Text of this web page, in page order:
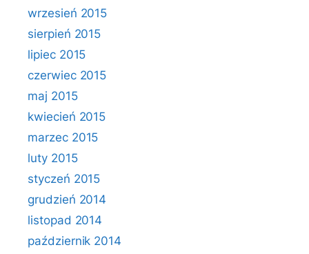
wrzesień 2015
sierpień 2015
lipiec 2015
czerwiec 2015
maj 2015
kwiecień 2015
marzec 2015
luty 2015
styczeń 2015
grudzień 2014
listopad 2014
październik 2014